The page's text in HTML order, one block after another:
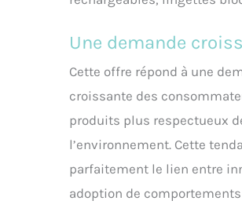
Une demande
Cette offre répond à une
croissante des
produits plus respectueux
l’environnement. Cette
parfaitement le lien entre
adoption de